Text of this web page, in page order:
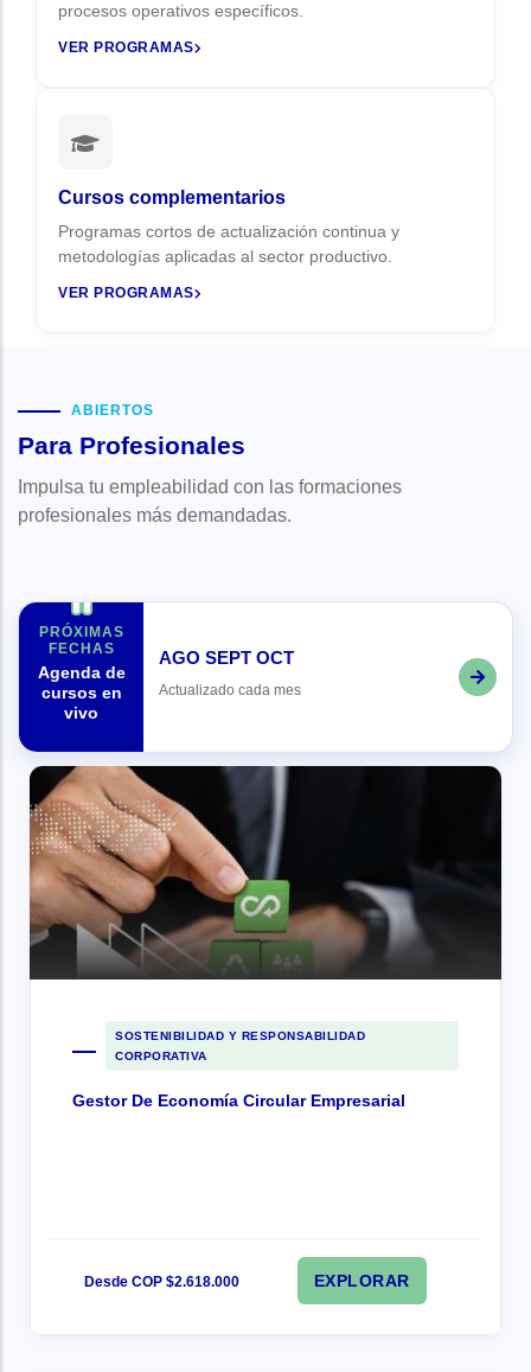
procesos operativos específicos.
VER PROGRAMAS
Cursos complementarios
Programas cortos de actualización continua y
metodologías aplicadas al sector productivo.
VER PROGRAMAS
ABIERTOS
Para Profesionales
Impulsa tu empleabilidad con las formaciones
profesionales más demandadas.
PRÓXIMAS
FECHAS
Agenda de
cursos en
vivo
AGO SEPT OCT
Actualizado cada mes
SOSTENIBILIDAD Y RESPONSABILIDAD
CORPORATIVA
Gestor De Economía Circular Empresarial
Desde COP $2.618.000 EXPLORAR